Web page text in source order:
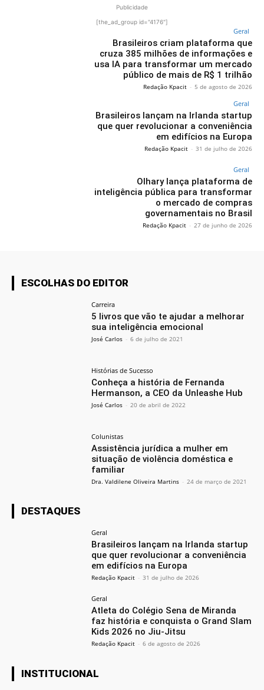
Publicidade
[the_ad_group id="4176"]
Geral
Brasileiros criam plataforma que
cruza 385 milhões de informações e
usa IA para transformar um mercado
público de mais de R$ 1 trilhão
Redação Kpacit - 5 de agosto de 2026
Geral
Brasileiros lançam na Irlanda startup
que quer revolucionar a conveniência
em edifícios na Europa
Redação Kpacit - 31 de julho de 2026
Geral
Olhary lança plataforma de
inteligência pública para transformar
o mercado de compras
governamentais no Brasil
Redação Kpacit - 27 de junho de 2026
ESCOLHAS DO EDITOR
Carreira
5 livros que vão te ajudar a melhorar
sua inteligência emocional
José Carlos - 6 de julho de 2021
Histórias de Sucesso
Conheça a história de Fernanda
Hermanson, a CEO da Unleashe Hub
José Carlos - 20 de abril de 2022
Colunistas
Assistência jurídica a mulher em
situação de violência doméstica e
familiar
Dra. Valdilene Oliveira Martins - 24 de março de 2021
DESTAQUES
Geral
Brasileiros lançam na Irlanda startup
que quer revolucionar a conveniência
em edifícios na Europa
Redação Kpacit - 31 de julho de 2026
Geral
Atleta do Colégio Sena de Miranda
faz história e conquista o Grand Slam
Kids 2026 no Jiu-Jitsu
Redação Kpacit - 6 de agosto de 2026
INSTITUCIONAL